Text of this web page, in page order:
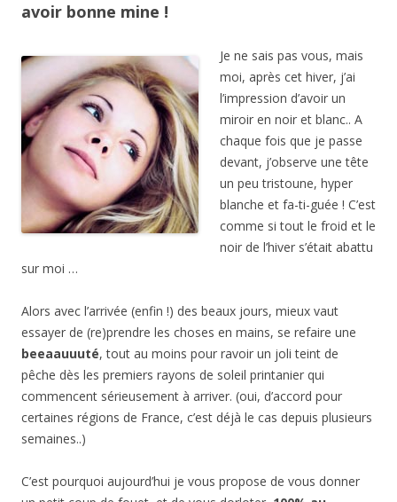
avoir bonne mine !
Je ne sais pas vous, mais
moi, après cet hiver, j’ai
l’impression d’avoir un
miroir en noir et blanc.. A
chaque fois que je passe
devant, j’observe une tête
un peu tristoune, hyper
blanche et fa-ti-guée ! C’est
comme si tout le froid et le
noir de l’hiver s’était abattu
sur moi …
Alors avec l’arrivée (enfin !) des beaux jours, mieux vaut
essayer de (re)prendre les choses en mains, se refaire une
beeaauuuté, tout au moins pour ravoir un joli teint de
pêche dès les premiers rayons de soleil printanier qui
commencent sérieusement à arriver. (oui, d’accord pour
certaines régions de France, c’est déjà le cas depuis plusieurs
semaines..)
C’est pourquoi aujourd’hui je vous propose de vous donner